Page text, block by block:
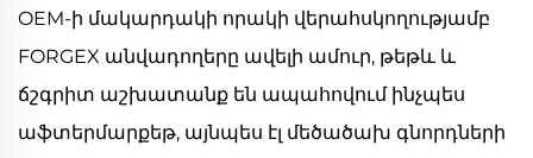
OEM-ի մակարդակի որակի վերահսկողությամբ
FORGEX անվադողերը ավելի ամուր, թեթև և
ճշգրիտ աշխատանք են ապահովում ինչպես
աֆտերմարքեթ, այնպես էլ մեծածախ գնորդների